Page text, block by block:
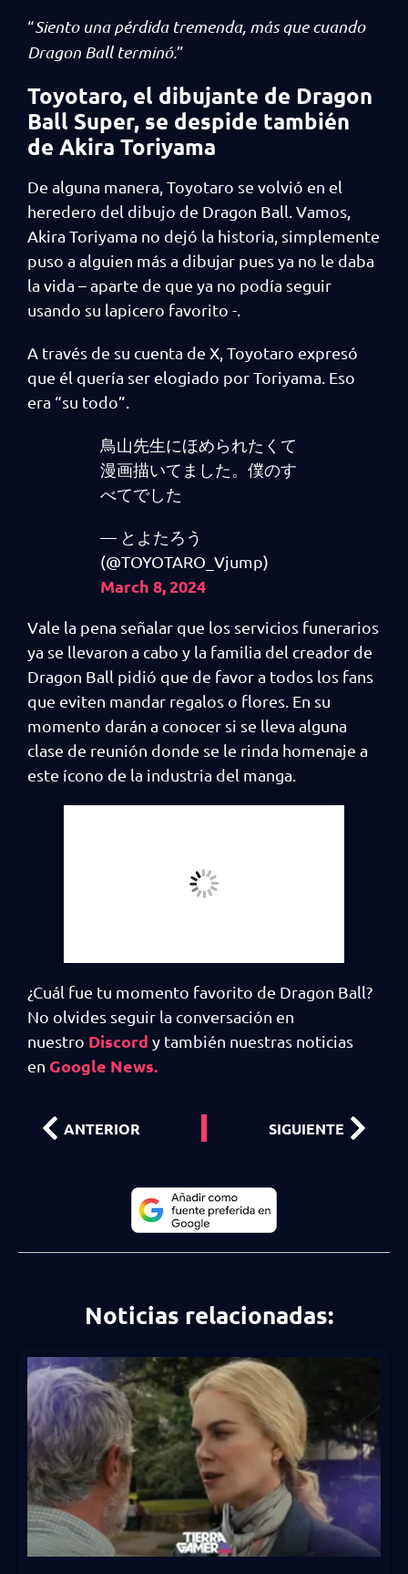
“Siento una pérdida tremenda, más que cuando
Dragon Ball terminó.”
Toyotaro, el dibujante de Dragon
Ball Super, se despide también
de Akira Toriyama
De alguna manera, Toyotaro se volvió en el
heredero del dibujo de Dragon Ball. Vamos,
Akira Toriyama no dejó la historia, simplemente
puso a alguien más a dibujar pues ya no le daba
la vida – aparte de que ya no podía seguir
usando su lapicero favorito -.
A través de su cuenta de X, Toyotaro expresó
que él quería ser elogiado por Toriyama. Eso
era “su todo”.
鳥山先生にほめられたくて
漫画描いてました。僕のす
べてでした
— とよたろう
(@TOYOTARO_Vjump)
March 8, 2024
Vale la pena señalar que los servicios funerarios
ya se llevaron a cabo y la familia del creador de
Dragon Ball pidió que de favor a todos los fans
que eviten mandar regalos o flores. En su
momento darán a conocer si se lleva alguna
clase de reunión donde se le rinda homenaje a
este ícono de la industria del manga.
¿Cuál fue tu momento favorito de Dragon Ball?
No olvides seguir la conversación en
nuestro Discord y también nuestras noticias
en Google News.
ANTERIOR SIGUIENTE
Noticias relacionadas: